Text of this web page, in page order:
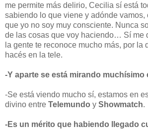
me permite más delirio, Cecilia sí está
sabiendo lo que viene y adónde vamos,
que yo no soy muy consciente. Nunca
de las cosas que voy haciendo… Sí me
la gente te reconoce mucho más, por la
hacés en la tele.
-Y aparte se está mirando
-Se está viendo mucho sí, estamos en
divino entre Telemundo y Showmatch.
-Es un mérito que habiendo llegado